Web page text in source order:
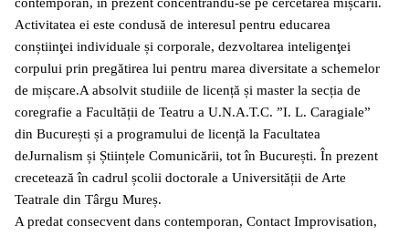
Activitatea ei este condusă de interesul pentru educarea
conștiinţei individuale și corporale, dezvoltarea inteligenţei
corpului prin pregătirea lui pentru marea diversitate a schemelor
de mișcare.A absolvit studiile de licență și master la secția de
coregrafie a Facultății de Teatru a U.N.A.T.C. ”I. L. Caragiale”
din București și a programului de licență la Facultatea
deJurnalism și Științele Comunicării, tot în București. În prezent
crecetează în cadrul școlii doctorale a Universității de Arte
Teatrale din Târgu Mureș.
A predat consecvent dans contemporan, Contact Improvisation,